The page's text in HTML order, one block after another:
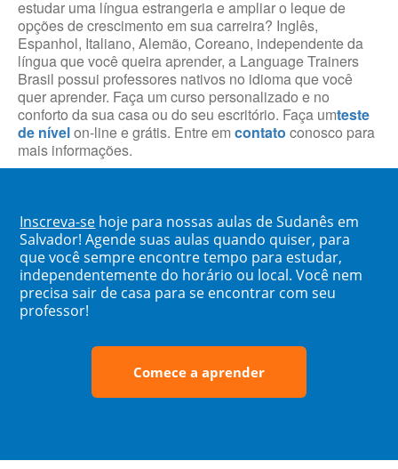
estudar uma língua estrangeria e ampliar o leque de
opções de crescimento em sua carreira? Inglês,
Espanhol, Italiano, Alemão, Coreano, independente da
língua que você queira aprender, a Language Trainers
Brasil possui professores nativos no idioma que você
quer aprender. Faça um curso personalizado e no
conforto da sua casa ou do seu escritório. Faça umteste
de nívelon-line e grátis. Entre em contato conosco para
mais informações.
Inscreva-se hoje para nossas aulas de Sudanês em
Salvador! Agende suas aulas quando quiser, para
que você sempre encontre tempo para estudar,
independentemente do horário ou local. Você nem
precisa sair de casa para se encontrar com seu
professor!
Comece a aprender